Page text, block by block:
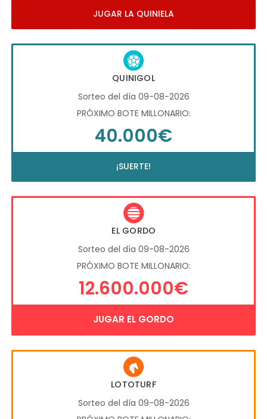
JUGAR LA QUINIELA
QUINIGOL
Sorteo del día 09-08-2026
PRÓXIMO BOTE MILLONARIO:
40.000€
¡SUERTE!
EL GORDO
Sorteo del día 09-08-2026
PRÓXIMO BOTE MILLONARIO:
12.600.000€
JUGAR EL GORDO
LOTOTURF
Sorteo del día 09-08-2026